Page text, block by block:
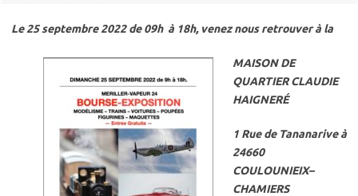
Le 25 septembre 2022 de 09h à 18h, venez nous retrouver à la
MAISON DE
QUARTIER CLAUDIE
HAIGNERÉ
1 Rue de Tananarive à
24660
COULOUNIEIX–
CHAMIERS